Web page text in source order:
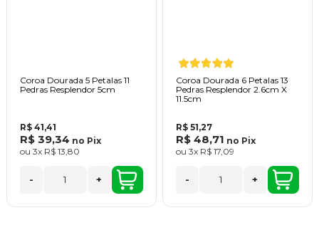
Coroa Dourada 5 Petalas 11
Pedras Resplendor 5cm
R$ 41,41
R$ 39,34 no Pix
ou 3x R$ 13,80
- +
Coroa Dourada 6 Petalas 13
Pedras Resplendor 2.6cm X
11.5cm
R$ 51,27
R$ 48,71 no Pix
ou 3x R$ 17,09
- +